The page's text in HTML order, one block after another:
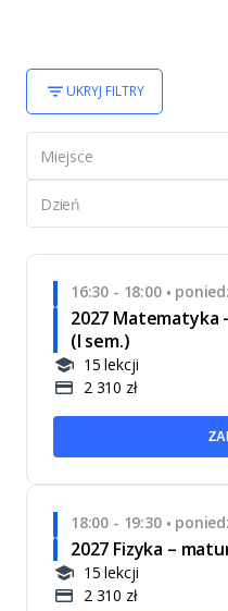
UKRYJ FILTRY
Miejsce
Dzień
16:30 - 18:00•
2027 Matematyka
(I sem.)
15 lekcji
2 310 zł
18:00 - 19:30•
2027 Fizyka –
15 lekcji
2 310 zł